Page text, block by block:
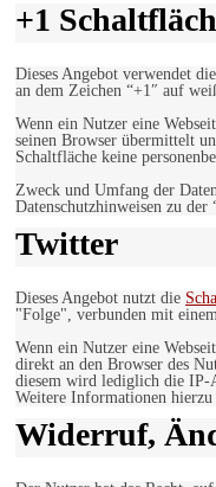
+1
Dieses Angebot verwendet
an dem Zeichen “+1″ auf
Wenn ein Nutzer eine
seinen Browser übermittelt
Schaltfläche keine
Zweck und Umfang der
Datenschutzhinweisen zu der
Twitter
Dieses Angebot nutzt die
"Folge", verbunden mit
Wenn ein Nutzer eine
direkt an den Browser des
diesem wird lediglich die IP-
Weitere Informationen
Widerruf,